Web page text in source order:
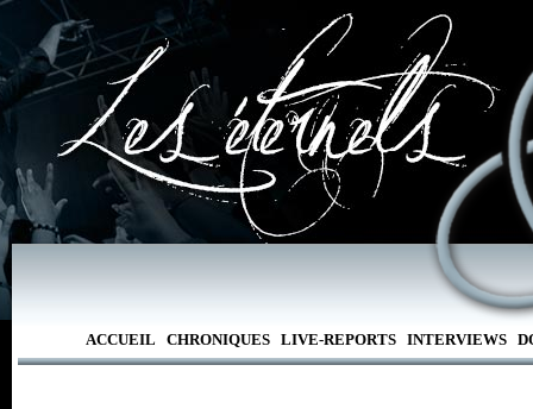
ACCUEIL CHRONIQUES LIVE-REPORTS INTERVIEWS